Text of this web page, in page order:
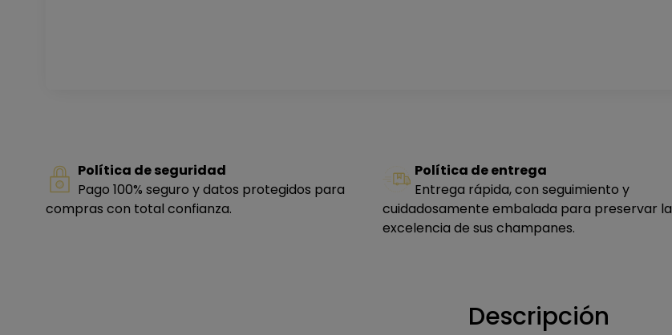
Política de seguridad
Pago 100% seguro y datos protegidos para
compras con total confianza.
Política de entrega
Entrega rápida, con seguimiento y
cuidadosamente embalada para preservar la
excelencia de sus champanes.
Descripción